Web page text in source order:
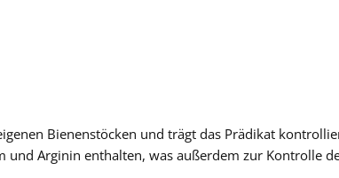
Bienenstöcken und trägt das Prädikat
Arginin enthalten, was außerdem zur Kontrolle